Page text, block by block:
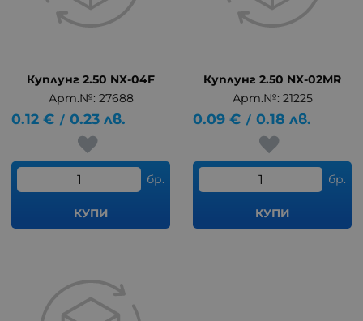
Куплунг 2.50 NX-04F
Арт.№: 27688
0.12 € / 0.23 лв.
бр.
КУПИ
Куплунг 2.50 NX-02MR
Арт.№: 21225
0.09 € / 0.18 лв.
бр.
КУПИ